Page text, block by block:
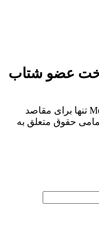
عضو شتاب
تمامی محتوای موجود در سایت MetaExpert.ir تنها برای مقاصد
حقوق متعلق به